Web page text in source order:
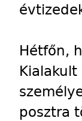
Hétfőn,
posztra